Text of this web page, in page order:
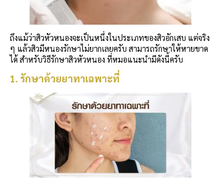
ถึงแม้ว่าสิวหัวหนองจะเป็นหนึ่งในประเภทของสิวอักเสบ แต่จริง
ๆ แล้วสิวมีหนองรักษาไม่ยากเลยครับ สามารถรักษาให้หายขาด
ได้ สำหรับวิธีรักษาสิวหัวหนอง ที่หมอแนะนำมีดังนี้ครับ
1. รักษาด้วยยาทาเฉพาะที่